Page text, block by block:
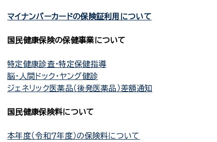
マイナンバーカードの保険証利用について
国民健康保険の保健事業について
特定健康診査・特定保健指導
脳・人間ドック・ヤング健診
ジェネリック医薬品（後発医薬品）差額通知
国民健康保険料について
本年度（令和７年度）の保険料について